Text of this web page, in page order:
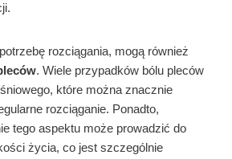
rozciągania, mogą również
. Wiele przypadków bólu pleców
które można znacznie
rozciąganie. Ponadto,
tego aspektu może prowadzić do
życia, co jest szczególnie